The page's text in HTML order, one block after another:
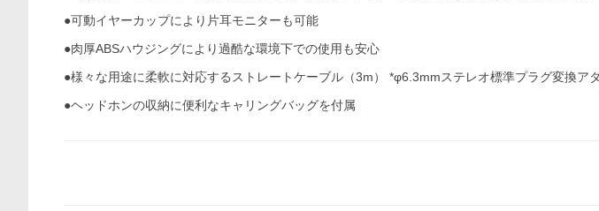
●可動イヤーカップにより片耳モニターも可能
●肉厚ABSハウジングにより過酷な環境下での使用も安心
●様々な用途に柔軟に対応するストレートケーブル（3m） *φ6.3mmステレオ標準プラグ変換ア
●ヘッドホンの収納に便利なキャリングバッグを付属